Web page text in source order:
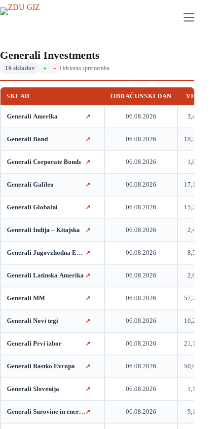
Generali Investments
16 skladov + − Odstotna sprememba
SKLAD OBRAČUNSKI DAN VEP
Generali Amerika ↗ 06.08.2026 3,41
Generali Bond ↗ 06.08.2026 18,32
Generali Corporate Bonds ↗ 06.08.2026 1,01
Generali Galileo ↗ 06.08.2026 17,15
Generali Globalni ↗ 06.08.2026 15,77
Generali Indija – Kitajska ↗ 06.08.2026 2,40
Generali Jugovzhodna Evropa
↗ 06.08.2026 8,51
Generali Latinska Amerika ↗ 06.08.2026 2,09
Generali MM ↗ 06.08.2026 57,20
Generali Novi trgi ↗ 06.08.2026 10,26
Generali Prvi izbor ↗ 06.08.2026 21,14
Generali Rastko Evropa ↗ 06.08.2026 50,01
Generali Slovenija ↗ 06.08.2026 1,11
Generali Surovine in energija
↗ 06.08.2026 9,16